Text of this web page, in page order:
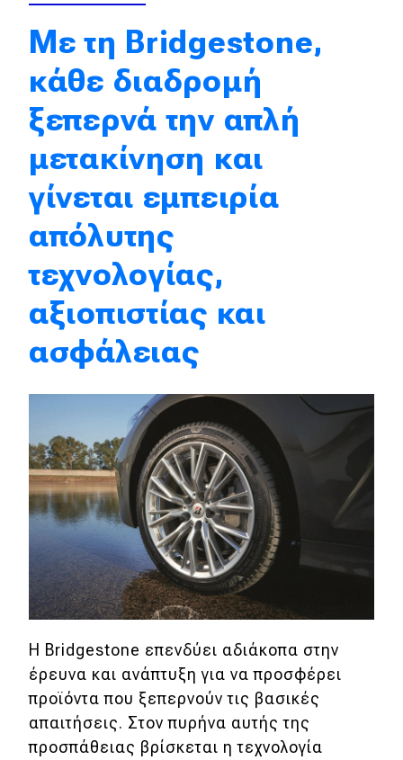
WRC
Motorsport
Eco
Νέα
Τεχνολογία
Mobility
Σταθμοί φόρτισης
Classic
Νέα
Παρουσιάσεις
DRIVE Away
MOTO
Μεταχειρισμένο
Οδηγός αγοράς
Χρηστικά
Συμβουλές
Με τη Bridgestone,
κάθε διαδρομή
ξεπερνά την απλή
μετακίνηση και
γίνεται εμπειρία
απόλυτης
τεχνολογίας,
αξιοπιστίας και
ασφάλειας
Η Bridgestone επενδύει αδιάκοπα στην
έρευνα και ανάπτυξη για να προσφέρει
προϊόντα που ξεπερνούν τις βασικές
απαιτήσεις. Στον πυρήνα αυτής της
προσπάθειας βρίσκεται η τεχνολογία